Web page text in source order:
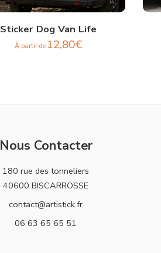
Sticker Dog Van Life
À partir de 12,80€
Nous Contacter
180 rue des tonneliers
40600 BISCARROSSE
contact@artistick.fr
06 63 65 65 51